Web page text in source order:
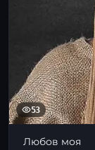
53
Любов моя